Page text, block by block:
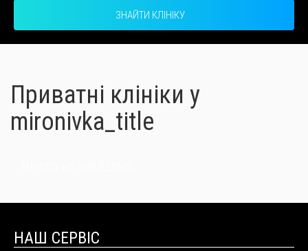
ЗНАЙТИ КЛІНІКУ
Приватні клініки у
mironivka_title
НАШ СЕРВІС